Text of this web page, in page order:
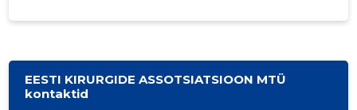
EESTI KIRURGIDE ASSOTSIATSIOON MTÜ
kontaktid